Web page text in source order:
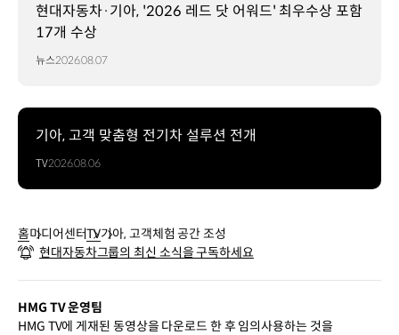
현대자동차·기아, '2026 레드 닷 어워드' 최우수상 포함
17개 수상
뉴스2026.08.07
기아, 고객 맞춤형 전기차 설루션 전개
TV2026.08.06
홈미디어센터TV기아, 고객체험 공간 조성
현대자동차그룹의 최신 소식을 구독하세요
HMG TV 운영팀
HMG TV에 게재된 동영상을 다운로드 한 후 임의사용하는 것을